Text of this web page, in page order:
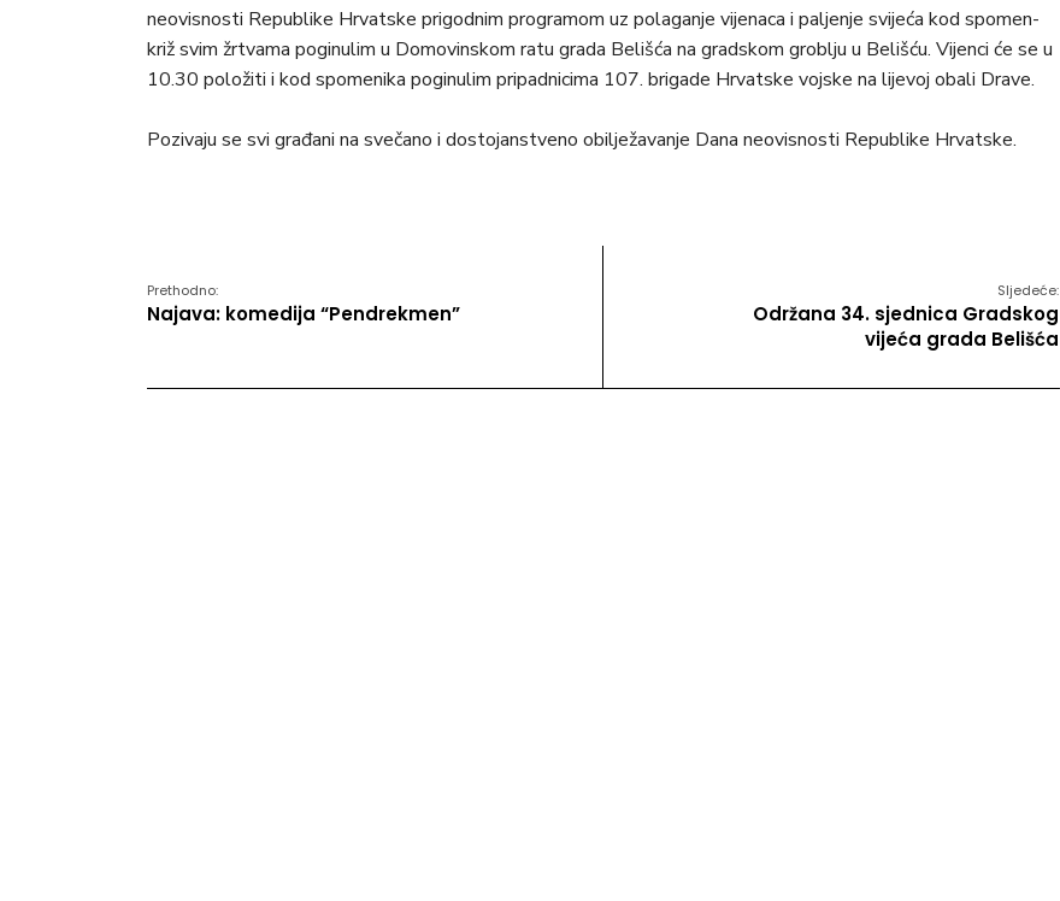
neovisnosti Republike Hrvatske prigodnim programom uz polaganje vijenaca i paljenje svijeća kod spomen-
križ svim žrtvama poginulim u Domovinskom ratu grada Belišća na gradskom groblju u Belišću. Vijenci će se u
10.30 položiti i kod spomenika poginulim pripadnicima 107. brigade Hrvatske vojske na lijevoj obali Drave.
Pozivaju se svi građani na svečano i dostojanstveno obilježavanje Dana neovisnosti Republike Hrvatske.
Prethodno:
Najava: komedija “Pendrekmen”
Sljedeće:
Održana 34. sjednica Gradskog
vijeća grada Belišća